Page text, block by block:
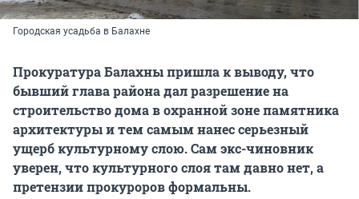
Городская усадьба в Балахне
Прокуратура Балахны пришла к выводу, что
бывший глава района дал разрешение на
строительство дома в охранной зоне памятника
архитектуры и тем самым нанес серьезный
ущерб культурному слою. Сам экс-чиновник
уверен, что культурного слоя там давно нет, а
претензии прокуроров формальны.